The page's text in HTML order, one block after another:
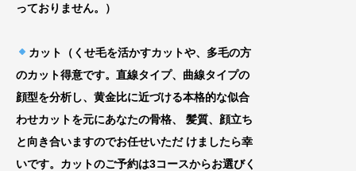
っておりません。）
カット（くせ毛を活かすカットや、多毛の方
のカット得意です。直線タイプ、曲線タイプの
顔型を分析し、黄金比に近づける本格的な似合
わせカットを元にあなたの骨格、
髪質、顔立ち
と向き合いますのでお任せいただ けましたら幸
いです。カットのご予約は3コースからお選びく